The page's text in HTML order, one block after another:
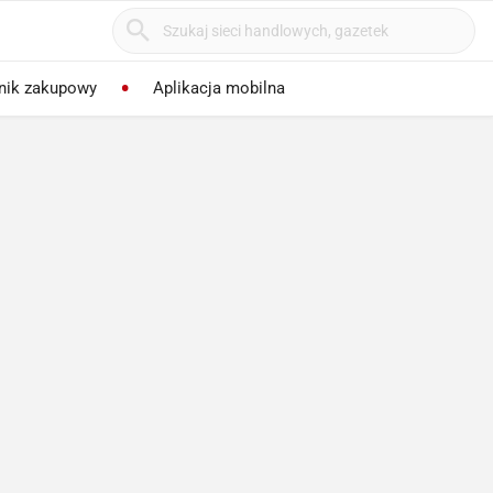
zakupowy Aplikacja mobilna